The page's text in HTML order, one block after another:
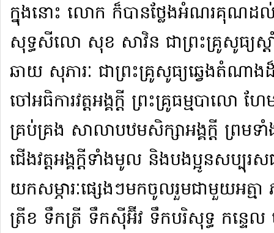
ក្នុងនោះ លោក ក៏​បាន​ថ្លែងអំណរគុណ​ដ
សុទ្ធ​សី​លោ សុខ សាវិន ជា​ព្រះ​គ្រូ​សូធ្យ​ស្
ឆាយ សុភារៈ ជា​ព្រះ​គ្រូ​សូធ្យ​ឆ្វេង​តំណាង​
ចៅអធិការ​វត្ត​អង្គ​ក្តី ព្រះគ្រូ​ធម្ម​បា​លោ
គ្រប់គ្រង សាលាបឋមសិក្សា​អង្គ​ក្តី ព្រ
ជើងវត្ត​អង្គ​ក្តី​ទាំងមូល និង​បងប្អូន​សប្បុរ
យក​សម្ភារៈ​ផ្សេងៗ​មក​ចូលរួម​ជាមួយ​អត្មា
ត្រីខ ទឹកត្រី ទឹកស៊ីអ៊ីវ ទឹកបរិសុទ្ធ កន្ទ